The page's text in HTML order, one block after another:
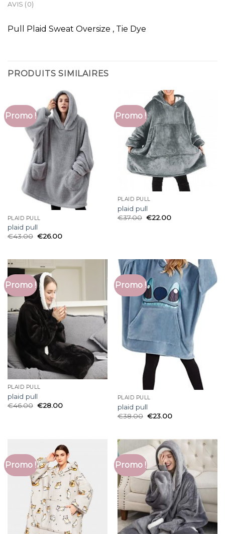
AVIS (0)
Pull Plaid Sweat Oversize , Tie Dye
PRODUITS SIMILAIRES
Promo !
PLAID PULL
plaid pull
€43.00 €26.00
Promo !
PLAID PULL
plaid pull
€37.00 €22.00
Promo !
PLAID PULL
plaid pull
€46.00 €28.00
Promo !
PLAID PULL
plaid pull
€38.00 €23.00
Promo ! Promo !